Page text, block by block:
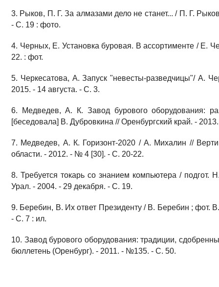
3. Рыков, П. Г. За алмазами дело не станет... / П. Г.
- С. 19 : фото.
4. Черных, Е. Установка буровая. В ассортименте / Е.
22. : фот.
5. Черкесатова, А. Запуск "невесты-разведчицы"/ А.
2015. - 14 августа. - С. 3.
6. Медведев, А. К. Завод бурового оборудования:
[беседовала] В. Дубровкина // Оренбургский край. -
7. Медведев, А. К. Горизонт-2020 / А. Михалин //
области. - 2012. - № 4 [30]. - С. 20-22.
8. Требуется токарь со знанием компьютера /
Урал. - 2004. - 29 декабря. - С. 19.
9. Беребин, В. Их ответ Президенту / В. Беребин ; фот.
- С. 7 : ил.
10. Завод бурового оборудования: традиции,
бюллетень (Оренбург). - 2011. - №135. - С. 50.